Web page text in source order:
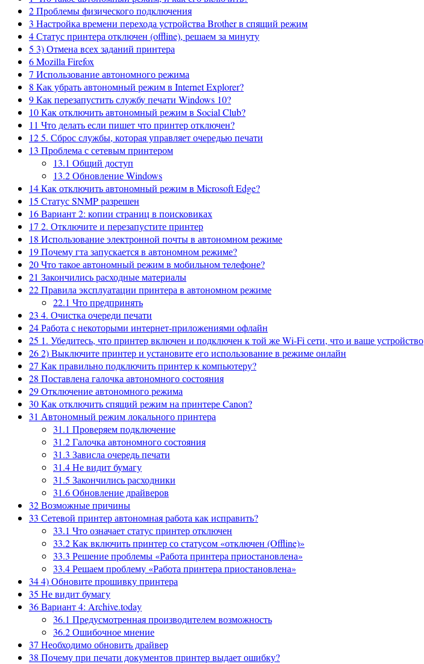
2Проблемы физического подключения
3 Настройка времени перехода устройства Brother в спящий режим
4Статус принтера отключен (offline), решаем за минуту
5 3) Отмена всех заданий принтера
6Mozilla Firefox
7 Использование автономного режима
8 Как убрать автономный режим в Internet Explorer?
9Как перезапустить службу печати Windows 10?
10Как отключить автономный режим в Social Club?
11 Что делать если пишет что принтер отключен?
125. Сброс службы, которая управляет очередью печати
13 Проблема с сетевым принтером
13.1 Общий доступ
13.2Обновление Windows
14Как отключить автономный режим в Microsoft Edge?
15 Статус SNMP разрешен
16Вариант 2: копии страниц в поисковиках
17 2. Отключите и перезапустите принтер
18 Использование электронной почты в автономном режиме
19Почему гта запускается в автономном режиме?
20Что такое автономный режим в мобильном телефоне?
21 Закончились расходные материалы
22Правила эксплуатации принтера в автономном режиме
22.1 Что предпринять
23 4. Очистка очереди печати
24Работа с некоторыми интернет-приложениями офлайн
25 1. Убедитесь, что принтер включен и подключен к той же Wi-Fi сети, что и ваше устройство
262) Выключите принтер и установите его использование в режиме онлайн
27 Как правильно подключить принтер к компьютеру?
28 Поставлена галочка автономного состояния
29Отключение автономного режима
30Как отключить спящий режим на принтере Canon?
31 Автономный режим локального принтера
31.1 Проверяем подключение
31.2Галочка автономного состояния
31.3 Зависла очередь печати
31.4Не видит бумагу
31.5 Закончились расходники
31.6Обновление драйверов
32Возможные причины
33 Сетевой принтер автономная работа как исправить?
33.1 Что означает статус принтер отключен
33.2Как включить принтер со статусом «отключен (Offline)»
33.3 Решение проблемы «Работа принтера приостановлена»
33.4Решаем проблему «Работа принтера приостановлена»
344) Обновите прошивку принтера
35 Не видит бумагу
36Вариант 4: Archive.today
36.1 Предусмотренная производителем возможность
36.2Ошибочное мнение
37 Необходимо обновить драйвер
38 Почему при печати документов принтер выдает ошибку?